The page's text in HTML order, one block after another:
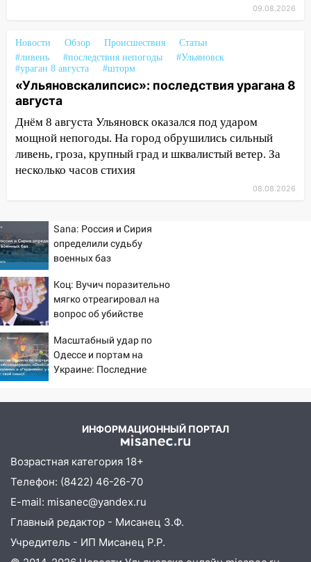
13:12
Дерево пробило крышу дома на
Новгородской в Ульяновске и рухнуло
на электрощит
13:10 В Заволжском районе дерево
упало во дворе
13:08
Ураган ударил по Ульяновску:
сорванные крыши, поваленные деревья,
12:17
после ливня город снова уходит под
воду
12:12
Прокуратура взяла на контроль
ДТП с шестилетним ребёнком на улице
Федерации
12:01
Пьяная женщина сбила
шестилетнего ребёнка на улице
Федерации: возбуждено уголовное дело
мужчину, пропавшего ещё 19 июля
От мотофристайла до прогулки с
хаски: куда сходить в Ульяновской
области 8–9 августа
10:11 Директора ульяновской
«Нефтяной топливной компании» будут
судить за неуплату 48,4 млн рублей
налогов
09.08.2026
Новости Обзор Происшествия
Статьи
#ливень
#последствия непогоды
#Ульяновск
#ураган 8 августа
#шторм
«Ульяновскалипсис»: последствия урагана 8
августа
Днём 8 августа Ульяновск оказался под ударом
мощной непогоды. На город обрушились сильный
ливень, гроза, крупный град и шквалистый ветер. За
несколько часов стихия
08.08.2026
Sana: Россия и Сирия
определили судьбу
военных баз
Коц: Вучич поразительно
мягко отреагировал на
вопрос об убийстве
Масштабный удар по
Одессе и портам на
Украине: Последние
ИНФОРМАЦИОННЫЙ ПОРТАЛ
Возрастная категория 18+
Телефон: (8422) 46-26-70
E-mail: misanec@yandex.ru
Главный редактор - Мисанец З.Ф.
Учредитель - ИП Мисанец Р.Р.